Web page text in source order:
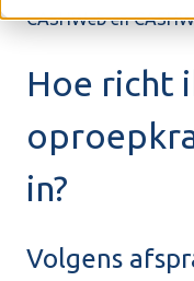
CASHWeb en
Hoe richt
in?
Volgens